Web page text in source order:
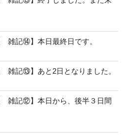
雑記⑭】本日最終日です。
雑記⑬】あと2日となりました。
雑記⑫】本日から、後半３日間